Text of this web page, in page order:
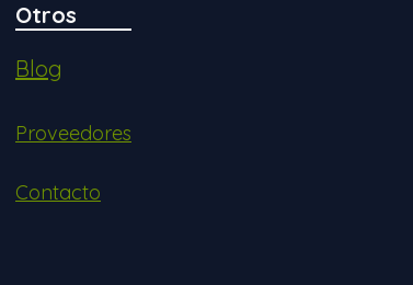
Otros
Blog
Proveedores
Contacto